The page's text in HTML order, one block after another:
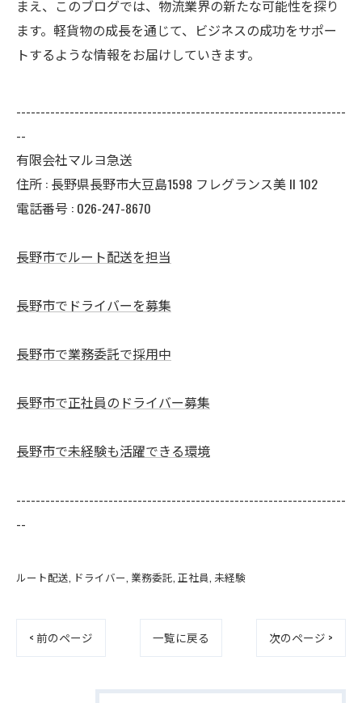
まえ、このブログでは、物流業界の新たな可能性を探り
ます。軽貨物の成長を通じて、ビジネスの成功をサポー
トするような情報をお届けしていきます。
--------------------------------------------------------------------
--
有限会社マルヨ急送
住所 : 長野県長野市大豆島1598 フレグランス美 II 102
電話番号 : 026-247-8670
長野市でルート配送を担当
長野市でドライバーを募集
長野市で業務委託で採用中
長野市で正社員のドライバー募集
長野市で未経験も活躍できる環境
--------------------------------------------------------------------
--
ルート配送 ドライバー 業務委託 正社員 未経験
< 前のページ 一覧に戻る 次のページ >